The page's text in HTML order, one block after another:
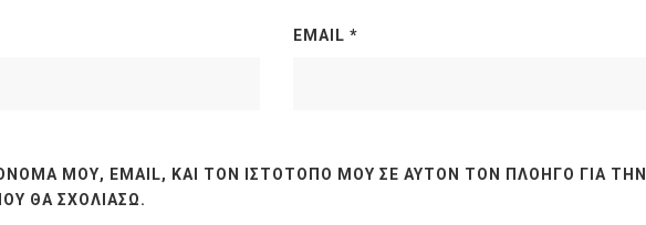
EMAIL *
ΜΟΥ, EMAIL, ΚΑΙ ΤΟΝ ΙΣΤΌΤΟΠΟ ΜΟΥ ΣΕ ΑΥΤΌΝ ΤΟΝ ΠΛΟΗΓΌ ΓΙΑ ΤΗΝ
ΘΑ ΣΧΟΛΙΆΣΩ.